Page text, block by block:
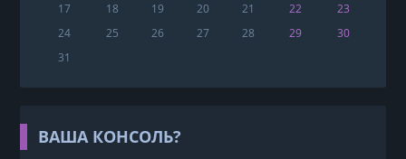
17
18 19 20 21 22
23
24
25 26 27 28 29
30
31
ВАША КОНСОЛЬ?